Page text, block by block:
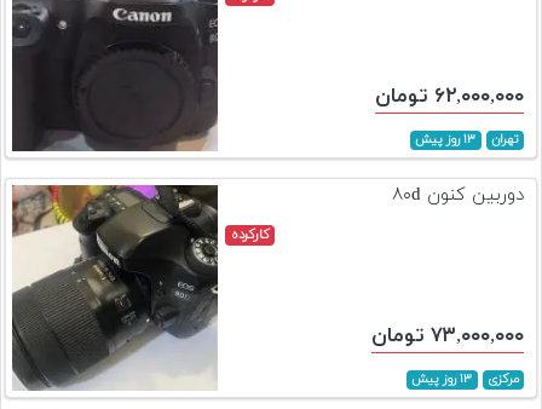
۶۲,۰۰۰,۰۰۰ تومان
تهران ۱۳ روز پیش
دوربین کنون ۸۰d
کارکرده
۷۳,۰۰۰,۰۰۰ تومان
مرکزی ۱۳ روز پیش